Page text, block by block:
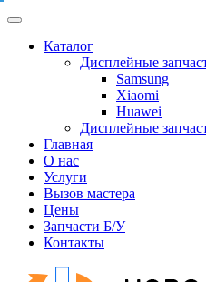
Каталог
Дисплейные
Samsung
Xiaomi
Huawei
Дисплейные
Главная
О нас
Услуги
Вызов мастера
Цены
Запчасти Б/У
Контакты